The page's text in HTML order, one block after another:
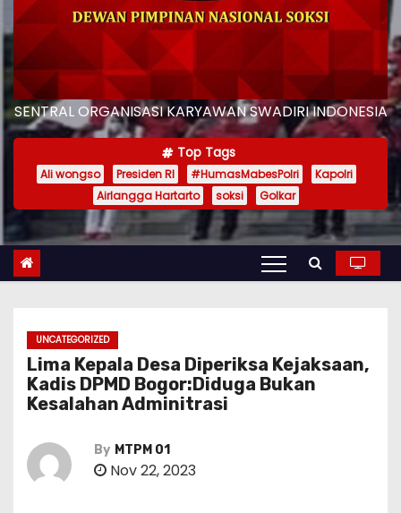
SENTRAL ORGANISASI KARYAWAN SWADIRI INDONESIA
Top Tags
Ali wongso Presiden RI #HumasMabesPolri
Kapolri
Airlangga Hartarto
soksi Golkar
UNCATEGORIZED
Lima Kepala Desa Diperiksa Kejaksaan,
Kadis DPMD Bogor:Diduga Bukan
Kesalahan Adminitrasi
By MTPM 01
Nov 22, 2023